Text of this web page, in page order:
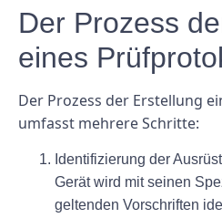
Der Prozess
eines
Der Prozess der Erstellung
umfasst mehrere Schritte:
Identifizierung der
Gerät wird mit seinen
geltenden Vorschriften